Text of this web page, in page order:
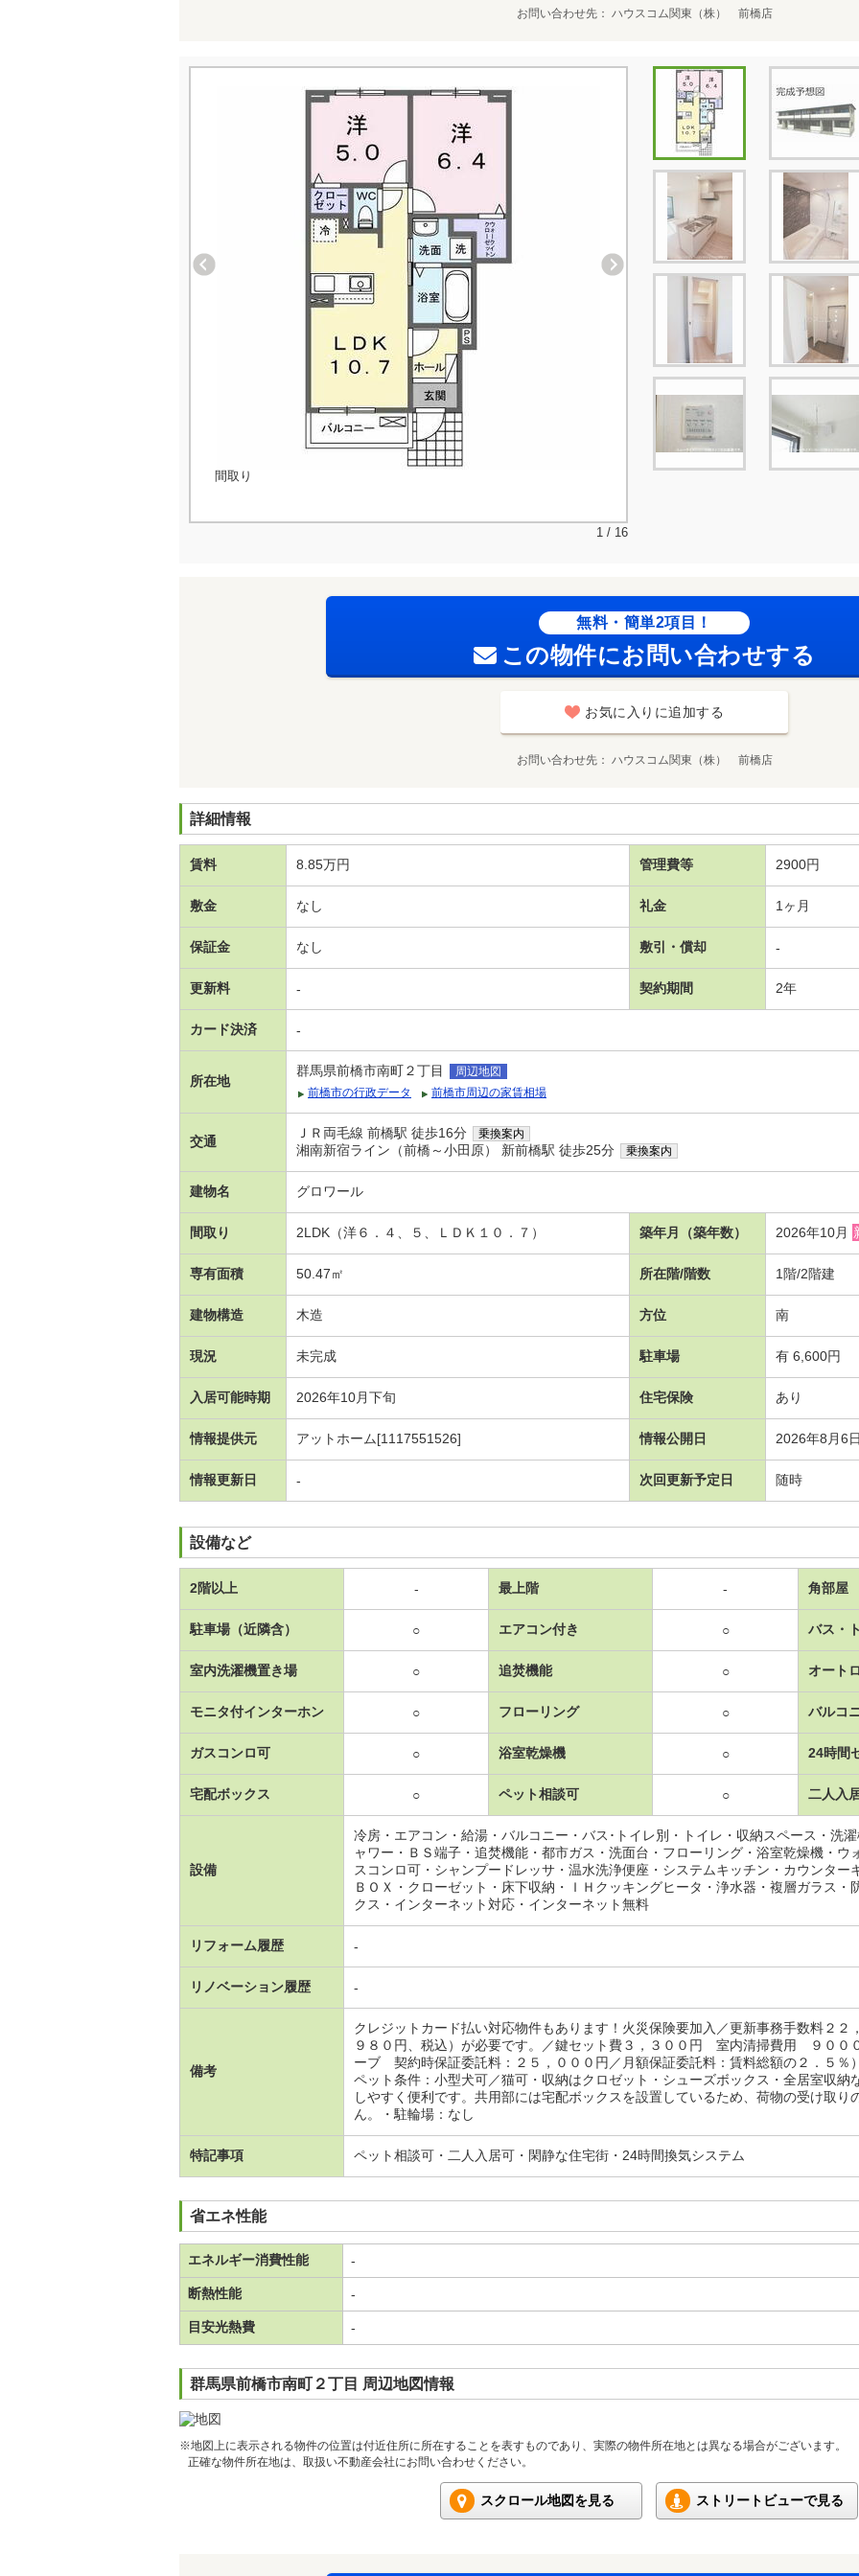
お問い合わせ先 ハウスコム関東（株） 前橋店
間取り
1 / 16
無料・簡単2項目！
この物件にお問い合わせする
お気に入りに追加する
お問い合わせ先 ハウスコム関東（株） 前橋店
詳細情報
賃料 8.85万円 管理費等 2900円
敷金 なし 礼金 1ヶ月
保証金 なし 敷引・償却 -
更新料 - 契約期間 2年
カード決済 -
所在地
群馬県前橋市南町２丁目
周辺地図
前橋市の行政データ
前橋市周辺の家賃相場
交通
ＪＲ両毛線 前橋駅 徒歩16分 乗換案内
湘南新宿ライン（前橋～小田原） 新前橋駅 徒歩25分 乗換案内
建物名 グロワール
間取り 2LDK（洋６．４、５、ＬＤＫ１０．７） 築年月（築年数） 2026年10月
専有面積 50.47㎡ 所在階/階数 1階/2階建
建物構造 木造 方位 南
現況 未完成 駐車場 有 6,600円
入居可能時期 2026年10月下旬 住宅保険 あり
情報提供元 アットホーム[1117551526] 情報公開日 2026年8月6
情報更新日 - 次回更新予定日 随時
設備など
2階以上 - 最上階 - 角部屋
駐車場（近隣含） ○ エアコン付き ○ バス・
室内洗濯機置き場 ○ 追焚機能 ○ オート
モニタ付インターホン ○ フローリング ○ バルコ
ガスコンロ可 ○ 浴室乾燥機 ○ 24時間
宅配ボックス ○ ペット相談可 ○ 二人入
設備
冷房・エアコン・給湯・バルコニー・バス･トイレ別・トイレ・収納スペース・洗
ャワー・ＢＳ端子・追焚機能・都市ガス・洗面台・フローリング・浴室乾燥機・
スコンロ可・シャンプードレッサ・温水洗浄便座・システムキッチン・カウンタ
ＢＯＸ・クローゼット・床下収納・ＩＨクッキングヒータ・浄水器・複層ガラス
クス・インターネット対応・インターネット無料
リフォーム履歴 -
リノベーション履歴 -
備考
クレジットカード払い対応物件もあります！火災保険要加入／更新事務手数料２２
９８０円、税込）が必要です。／鍵セット費３，３００円 室内清掃費用 ９００
ーブ 契約時保証委託料：２５，０００円／月額保証委託料：賃料総額の２．５％
ペット条件：小型犬可／猫可・収納はクロゼット・シューズボックス・全居室収納
しやすく便利です。共用部には宅配ボックスを設置しているため、荷物の受け取
ん。・駐輪場：なし
特記事項 ペット相談可・二人入居可・閑静な住宅街・24時間換気システム
省エネ性能
エネルギー消費性能 -
断熱性能 -
目安光熱費 -
群馬県前橋市南町２丁目 周辺地図情報
※地図上に表示される物件の位置は付近住所に所在することを表すものであり、実際の物件所在地とは異なる場合がございます。
正確な物件所在地は、取扱い不動産会社にお問い合わせください。
スクロール地図を見る ストリートビューで見る